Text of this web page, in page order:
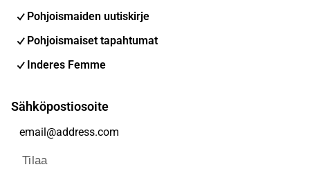
Pohjoismaiden uutiskirje
Pohjoismaiset tapahtumat
Inderes Femme
Sähköpostiosoite
Tilaa